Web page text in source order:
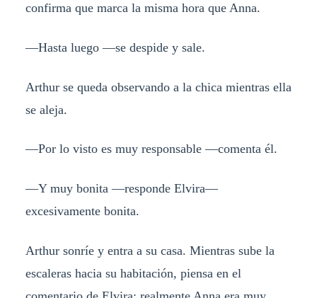
confirma que marca la misma hora que Anna.
—Hasta luego —se despide y sale.
Arthur se queda observando a la chica mientras ella
se aleja.
—Por lo visto es muy responsable —comenta él.
—Y muy bonita —responde Elvira—
excesivamente bonita.
Arthur sonríe y entra a su casa. Mientras sube la
escaleras hacia su habitación, piensa en el